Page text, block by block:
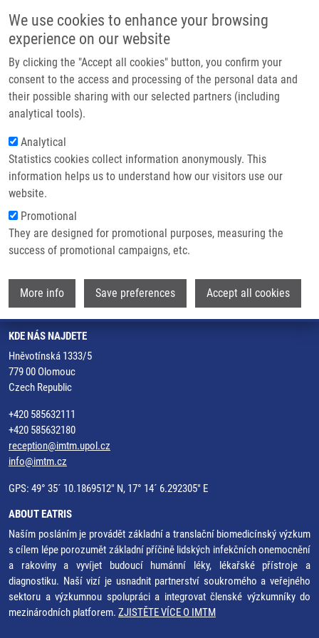
We use cookies to enhance your browsing
experience on our website
By clicking the "Accept all cookies" button, you confirm your
consent to the access and processing of the personal data and
their possible sharing with our selected partners (including
analytical tools).
Analytical
Statistics cookies collect information anonymously. This
information helps us to understand how our visitors use our
website.
Promotional
They are designed for promotional purposes, measuring the
success of promotional campaigns, etc.
More info Save preferences Accept all cookies
Main
Domů
Partner institutions
Technologie a služby
Kontakt
Drobečková navigace
Domů In Vivo Methods For Evaluation Of Radiolabelled Compounds
In vivo methods for evaluation of
radiolabelled compounds
PETŘÍK, M.
In vivo methods for evaluation of radiolabelled compounds,
1.vyd., Olomouc, Palacky University, 2021, 38, 291-298,
Dedication: LO1304, ISBN: 978-80-244-6049-9,
KDE NÁS NAJDETE
Hněvotínská 1333/5
779 00 Olomouc
Czech Republic
+420 585632111
+420 585632180
reception@imtm.upol.cz
info@imtm.cz
GPS: 49° 35´ 10.1869512" N, 17° 14´ 6.292305" E
ABOUT EATRIS
Naším posláním je provádět základní a translační biomedicínský výzkum
s cílem lépe porozumět základní příčině lidských infekčních onemocnění
a rakoviny a vyvíjet budoucí humánní léky, lékařské přístroje a
diagnostiku. Naší vizí je usnadnit partnerství soukromého a veřejného
sektoru a výzkumnou spolupráci a integrovat členské výzkumníky do
mezinárodních platforem. ZJISTĚTE VÍCE O IMTM